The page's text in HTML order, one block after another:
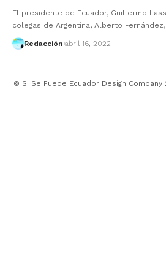
El presidente de Ecuador, Guillermo
colegas de Argentina, Alberto
Redacción abril 16, 2022
© Si Se Puede Ecuador Design